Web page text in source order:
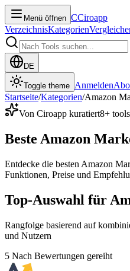
Menü öffnen CCiroapp
VerzeichnisKategorien
DE
Toggle theme Anmelden
Startseite/Kategorien/Amazon
Von Ciroapp kuratiert8+ tools
Beste Amazon
Entdecke die besten Amazon
Funktionen, Preise und
Top-Auswahl für
Rangfolge basierend auf
und Nutzern
5 Nach Bewertungen gereiht